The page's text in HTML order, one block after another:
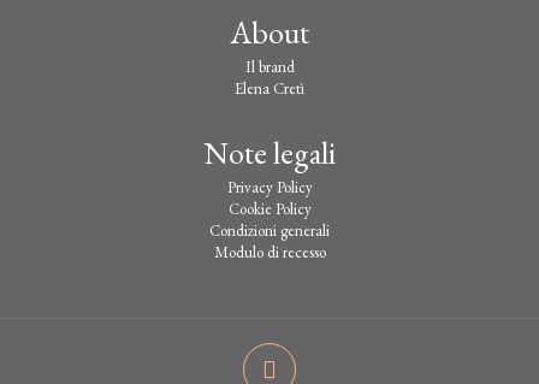
About
Il brand
Elena Cretì
Note legali
Privacy Policy
Cookie Policy
Condizioni generali
Modulo di recesso